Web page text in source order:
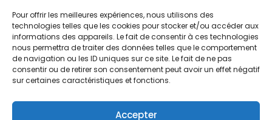
Pour offrir les meilleures expériences, nous utilisons des
technologies telles que les cookies pour stocker et/ou accéder aux
informations des appareils. Le fait de consentir à ces technologies
nous permettra de traiter des données telles que le comportement
de navigation ou les ID uniques sur ce site. Le fait de ne pas
consentir ou de retirer son consentement peut avoir un effet négatif
sur certaines caractéristiques et fonctions.
Accepter